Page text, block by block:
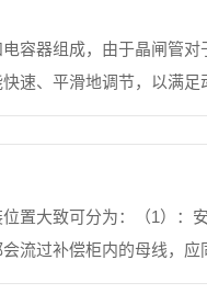
容器组成，由于晶闸管
速、平滑地调节，以满
应性;但由于晶闸管控制
置大致可分为：（1）：
流过补偿柜内的母线，
装在母排末端：由于补偿